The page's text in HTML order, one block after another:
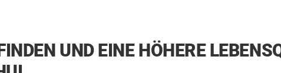
UND EINE HÖHERE